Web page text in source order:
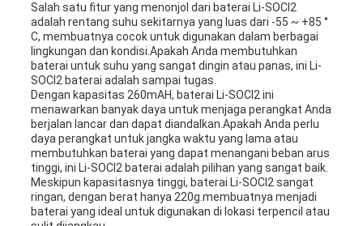
Salah satu fitur yang menonjol dari baterai Li-SOCl2
adalah rentang suhu sekitarnya yang luas dari -55 ~ +85 °
C, membuatnya cocok untuk digunakan dalam berbagai
lingkungan dan kondisi.Apakah Anda membutuhkan
baterai untuk suhu yang sangat dingin atau panas, ini Li-
SOCl2 baterai adalah sampai tugas.
Dengan kapasitas 260mAH, baterai Li-SOCl2 ini
menawarkan banyak daya untuk menjaga perangkat Anda
berjalan lancar dan dapat diandalkan.Apakah Anda perlu
daya perangkat untuk jangka waktu yang lama atau
membutuhkan baterai yang dapat menangani beban arus
tinggi, ini Li-SOCl2 baterai adalah pilihan yang sangat baik.
Meskipun kapasitasnya tinggi, baterai Li-SOCl2 sangat
ringan, dengan berat hanya 220g.membuatnya menjadi
baterai yang ideal untuk digunakan di lokasi terpencil atau